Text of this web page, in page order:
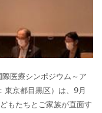
医療シンポジウム～ア
京都目黒区）は、9月
もたちとご家族が直面す